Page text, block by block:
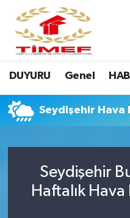
DUYURU Genel
Seydişehir Hava
Seydişehir
Haftalık
Anasayfa Kutu
Anasayfa Manşet
Canlı Yayın
Erasmus
Nöbetçi Eczaneler
Hava Durumu
Namaz Vakitleri
Süper Lig Puan